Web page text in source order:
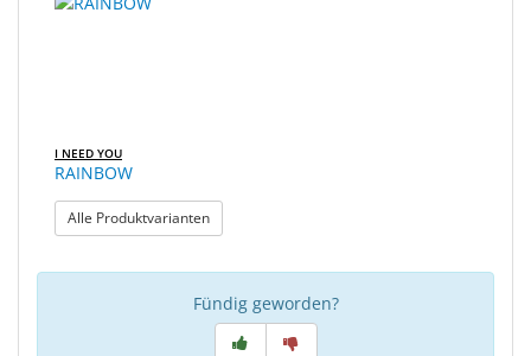
I NEED YOU
RAINBOW
Alle Produktvarianten: RAINBOW
Fündig geworden?